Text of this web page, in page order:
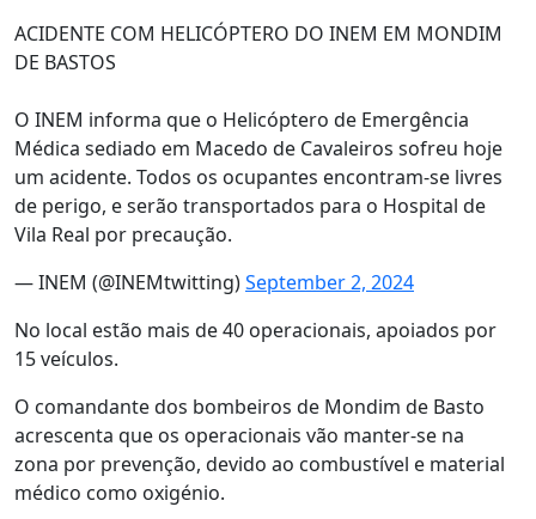
ACIDENTE COM HELICÓPTERO DO INEM EM MONDIM
DE BASTOS
O INEM informa que o Helicóptero de Emergência
Médica sediado em Macedo de Cavaleiros sofreu hoje
um acidente. Todos os ocupantes encontram-se livres
de perigo, e serão transportados para o Hospital de
Vila Real por precaução.
— INEM (@INEMtwitting)September 2, 2024
No local estão mais de 40 operacionais, apoiados por
15 veículos.
O comandante dos bombeiros de Mondim de Basto
acrescenta que os operacionais vão manter-se na
zona por prevenção, devido ao combustível e material
médico como oxigénio.